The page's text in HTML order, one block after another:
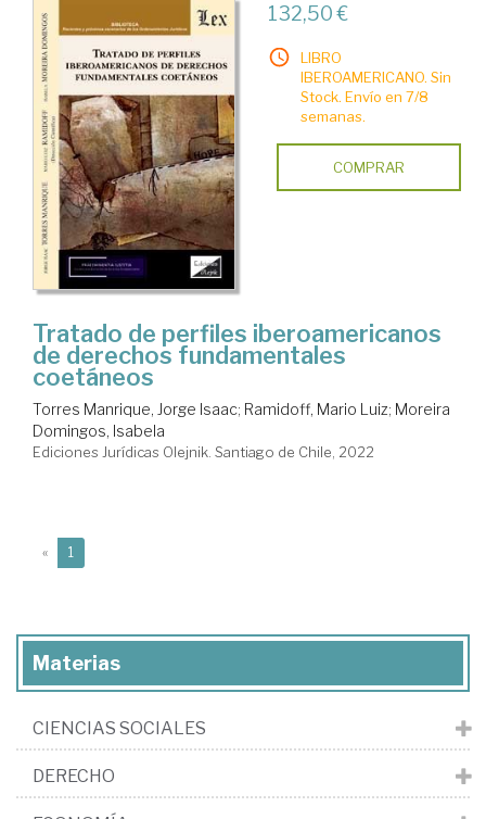
132,50 €
LIBRO
IBEROAMERICANO. Sin
Stock. Envío en 7/8
semanas.
COMPRAR
Tratado de perfiles iberoamericanos
de derechos fundamentales
coetáneos
Torres Manrique, Jorge Isaac; Ramidoff, Mario Luiz; Moreira
Domingos, Isabela
Ediciones Jurídicas Olejnik. Santiago de Chile, 2022
« 1
Materias
CIENCIAS SOCIALES
DERECHO